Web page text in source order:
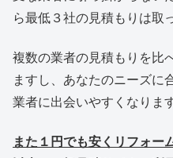
ら最低３社の見積もりは取
複数の業者の見積もりを比
ますし、あなたのニーズに
業者に出会いやすくなります
また１円でも安くリフォー